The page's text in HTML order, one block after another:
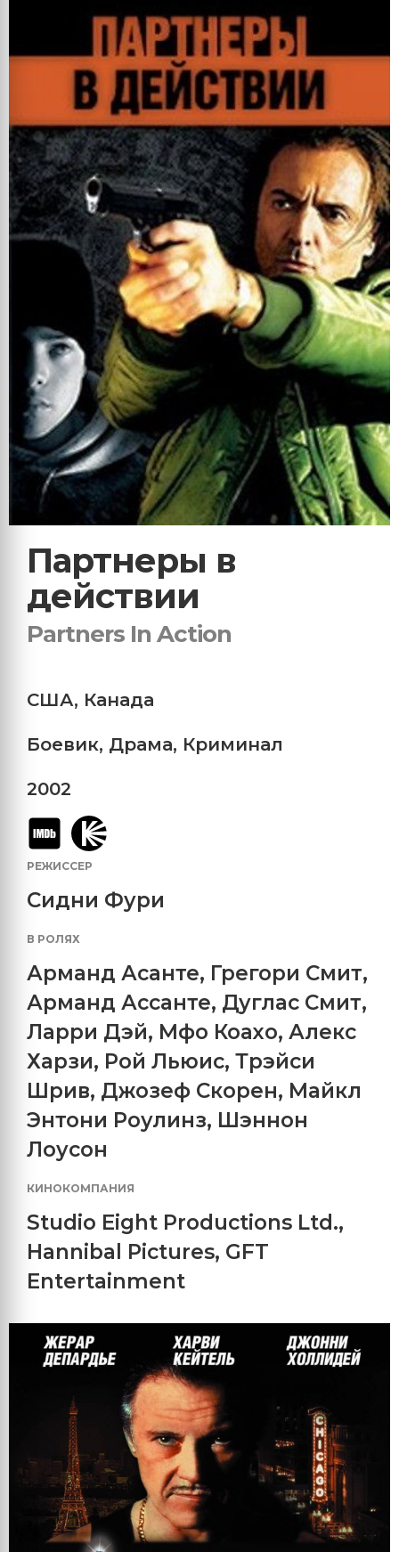
Партнеры в
действии
Partners In Action
США, Канада
Боевик, Драма, Криминал
2002
РЕЖИССЕР
Сидни Фури
В РОЛЯХ
Арманд Асанте, Грегори Смит,
Арманд Ассанте, Дуглас Смит,
Ларри Дэй, Мфо Коахо, Алекс
Харзи, Рой Льюис, Трэйси
Шрив, Джозеф Скорен, Майкл
Энтони Роулинз, Шэннон
Лоусон
КИНОКОМПАНИЯ
Studio Eight Productions Ltd.,
Hannibal Pictures, GFT
Entertainment